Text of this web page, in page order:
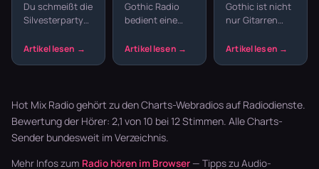
den
Jahreswechsel
Du schmeißt die
Silvesterparty
den ganzen
läuft dur…
für schwarze
Gothic Radio
bedient eine
nicht mit
Wave,…
und
Gothic ist nicht
nur Gitarren
Todessehnsucht.
schwarzen
Szene – von …
Hot Mix Radio gehört zu den Charts-Webradios auf Radiodienste.
Bewertung der Hörer: 2,1 von 10 bei 12 Stimmen. AlleCharts-
Sender bundesweit im Verzeichnis.
Mehr Infos zum Radio hören im Browser — Tipps zu Audio-